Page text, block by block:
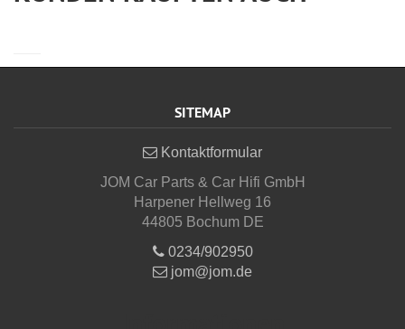
SITEMAP
Kontaktformular
JOM Car Parts & Car Hifi GmbH
Harpener Hellweg 16
44805 Bochum DE
0234/902950
jom@jom.de